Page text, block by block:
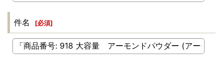
件名 [必須]